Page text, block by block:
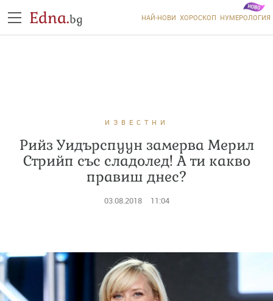
Edna.bg НАЙ-НОВИ ХОРОСКОП НУМЕРОЛОГИЯ
ИЗВЕСТНИ
Рийз Уидърспуун замерва Мерил
Стрийп със сладолед! А ти какво
правиш днес?
03.08.2018 11:04